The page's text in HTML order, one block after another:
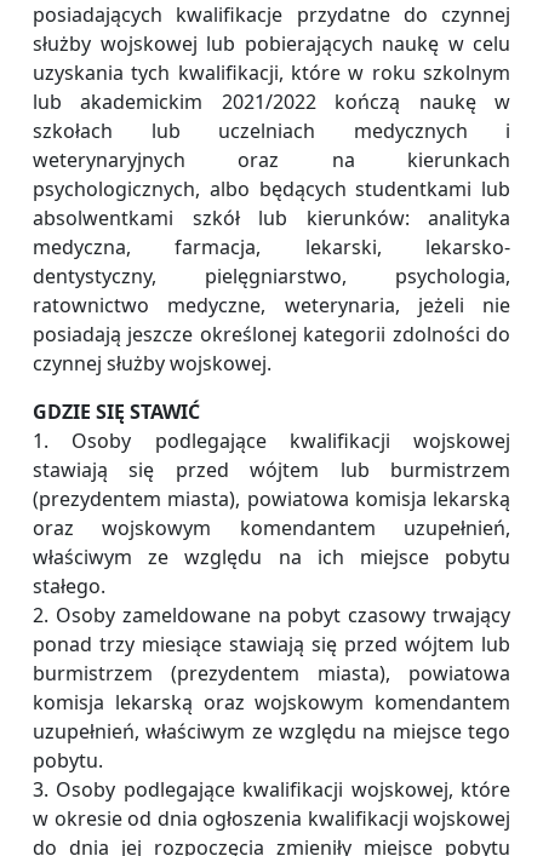
posiadających kwalifikacje przydatne do czynnej
służby wojskowej lub pobierających naukę w celu
uzyskania tych kwalifikacji, które w roku szkolnym
lub akademickim 2021/2022 kończą naukę w
szkołach lub uczelniach medycznych i
weterynaryjnych oraz na kierunkach
psychologicznych, albo będących studentkami lub
absolwentkami szkół lub kierunków: analityka
medyczna, farmacja, lekarski, lekarsko-
dentystyczny, pielęgniarstwo, psychologia,
ratownictwo medyczne, weterynaria, jeżeli nie
posiadają jeszcze określonej kategorii zdolności do
czynnej służby wojskowej.
GDZIE SIĘ STAWIĆ
1. Osoby podlegające kwalifikacji wojskowej
stawiają się przed wójtem lub burmistrzem
(prezydentem miasta), powiatowa komisja lekarską
oraz wojskowym komendantem uzupełnień,
właściwym ze względu na ich miejsce pobytu
stałego.
2. Osoby zameldowane na pobyt czasowy trwający
ponad trzy miesiące stawiają się przed wójtem lub
burmistrzem (prezydentem miasta), powiatowa
komisja lekarską oraz wojskowym komendantem
uzupełnień, właściwym ze względu na miejsce tego
pobytu.
3. Osoby podlegające kwalifikacji wojskowej, które
w okresie od dnia ogłoszenia kwalifikacji wojskowej
do dnia jej rozpoczęcia zmieniły miejsce pobytu